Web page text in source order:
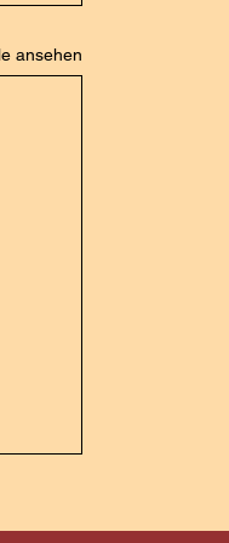
ansehen